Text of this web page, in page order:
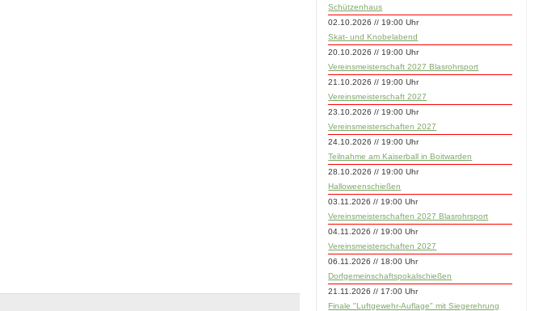
Schützenhaus
02.10.2026 // 19:00 Uhr
Skat- und Knobelabend
20.10.2026 // 19:00 Uhr
Vereinsmeisterschaft 2027 Blasrohrsport
21.10.2026 // 19:00 Uhr
Vereinsmeisterschaft 2027
23.10.2026 // 19:00 Uhr
Vereinsmeisterschaften 2027
24.10.2026 // 19:00 Uhr
Teilnahme am Kaiserball in Boitwarden
28.10.2026 // 19:00 Uhr
Halloweenschießen
03.11.2026 // 19:00 Uhr
Vereinsmeisterschaften 2027 Blasrohrsport
04.11.2026 // 19:00 Uhr
Vereinsmeisterschaften 2027
06.11.2026 // 18:00 Uhr
Dorfgemeinschaftspokalschießen
21.11.2026 // 17:00 Uhr
Finale "Luftgewehr-Auflage" mit Siegerehrung